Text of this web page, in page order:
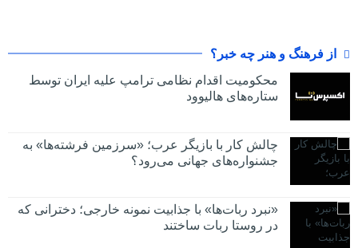
از فرهنگ و هنر چه خبر؟
محکومیت اقدام نظامی ترامپ علیه ایران توسط
ستاره‌های هالیوود
چالش کار با بازیگر عرب؛ «سرزمین فرشته‌ها» به
جشنواره‌های جهانی می‌رود؟
«نبرد ربات‌ها» با جذابیت نمونه خارجی؛ دخترانی که
در روستا ربات ساختند